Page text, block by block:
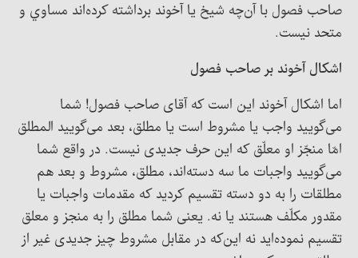
صاحب فصول با آن‌چه شیخ یا آخوند برداشته کرده‌اند مساوي و
متحد نیست.
اشکال آخوند بر صاحب فصول
اما اشکال آخوند این است که آقای صاحب فصول! شما
می‌گویید واجب یا مشروط است یا مطلق، بعد می‌گویید المطلق
امّا منجّز او معلّق که این حرف جدیدی نیست. در واقع شما
می‌گویید واجبات ما سه دسته‌اند، مطلق، مشروط و بعد هم
مطلقات را به دو دسته تقسیم کرديد که مقدمات واجبات یا
مقدور مکلّف هستند یا نه. یعنی شما مطلق را به منجز و معلق
تقسیم نموده‌اید نه این‌که در مقابل مشروط چیز جدیدی غیر از